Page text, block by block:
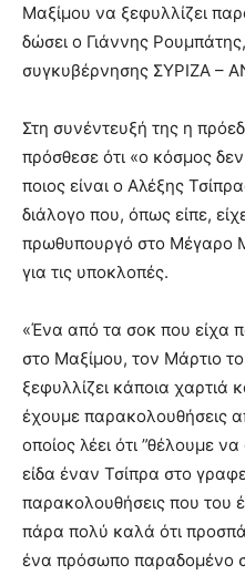
Μαξίμου να ξεφυλλίζει
δώσει ο Γιάννης
συγκυβέρνησης ΣΥΡΙΖΑ –
Στη συνέντευξή της η
πρόσθεσε ότι «ο κόσμος
ποιος είναι ο Αλέξης
διάλογο που, όπως είπε,
πρωθυπουργό στο Μέγαρο
για τις υποκλοπές.
«Ένα από τα σοκ που είχα
στο Μαξίμου, τον Μάρτιο
ξεφυλλίζει κάποια χαρτιά
έχουμε παρακολουθήσεις
οποίος λέει ότι ”θέλουμε
είδα έναν Τσίπρα στο
παρακολουθήσεις που του
πάρα πολύ καλά ότι
ένα πρόσωπο παραδομένο